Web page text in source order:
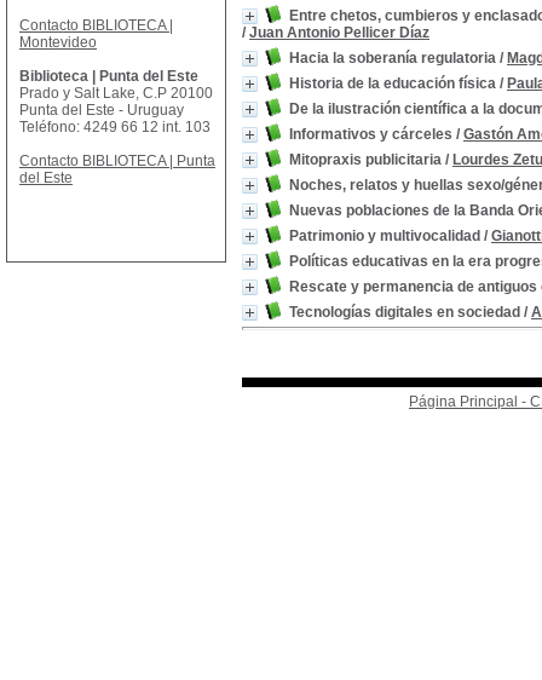
Entre chetos, cumbieros y
/ Juan Antonio Pellicer Díaz
Hacia la soberanía regulatoria /
Historia de la educación física /
De la ilustración científica a la
Informativos y cárceles / Gastón
Mitopraxis publicitaria / Lourdes
Noches, relatos y huellas sexo/
Nuevas poblaciones de la Banda
Patrimonio y multivocalidad /
Políticas educativas en la era
Rescate y permanencia de antiguos
Tecnologías digitales en sociedad /
Página Principal -
Contacto BIBLIOTECA |
Montevideo
Biblioteca | Punta del Este
Prado y Salt Lake, C.P 20100
Punta del Este - Uruguay
Teléfono: 4249 66 12 int. 103
Contacto BIBLIOTECA | Punta
del Este